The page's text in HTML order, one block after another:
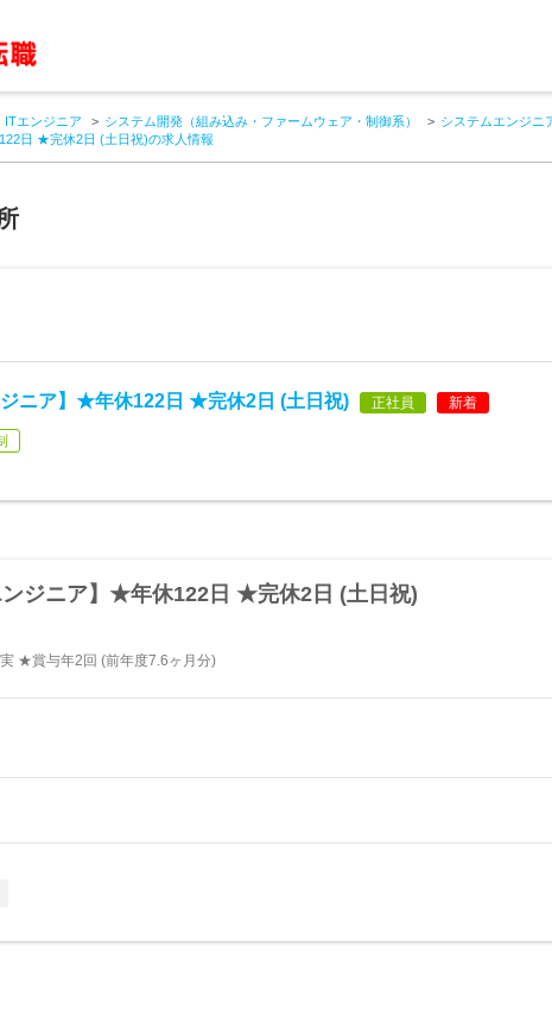
ITエンジニア システム開発（組み込み・ファームウェア・制御系） システムエンジニ
日 ★完休2日 (土日祝)の求人情報
ジニア】★年休122日 ★完休2日 (土日祝) 正社員 新着
ンジニア】★年休122日 ★完休2日 (土日祝)
★賞与年2回 (前年度7.6ヶ月分)